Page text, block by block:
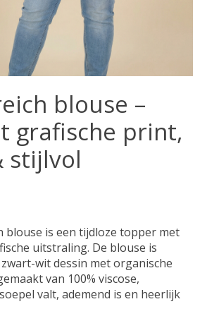
blouse –
grafische print,
stijlvol
blouse is een tijdloze topper met
uitstraling. De blouse is
wit dessin met organische
van 100% viscose,
valt, ademend is en heerlijk